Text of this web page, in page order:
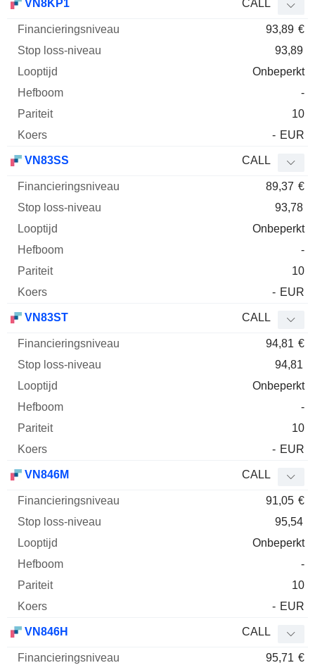
VN8KP1 CALL
93,89 €
93,89
Onbeperkt
-
10
- EUR
VN83SS CALL
89,37 €
93,78
Onbeperkt
-
10
- EUR
VN83ST CALL
94,81 €
94,81
Onbeperkt
-
10
- EUR
VN846M CALL
91,05 €
95,54
Onbeperkt
-
10
- EUR
VN846H CALL
95,71 €